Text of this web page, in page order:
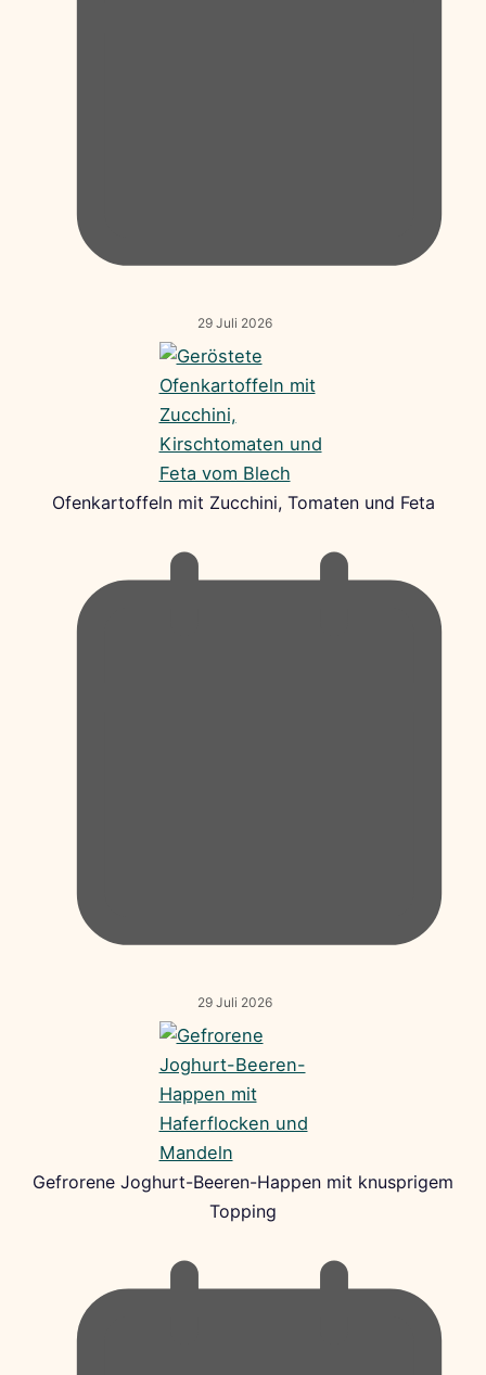
29 Juli 2026
Ofenkartoffeln mit Zucchini, Tomaten und Feta
29 Juli 2026
Gefrorene Joghurt-Beeren-Happen mit knusprigem
Topping